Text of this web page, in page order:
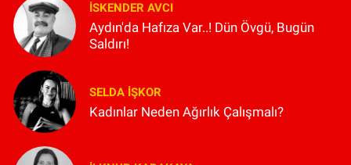
İSKENDER AVCI
Aydın'da Hafıza Var..! Dün Övgü, Bugün
Saldırı!
SELDA İŞKOR
Kadınlar Neden Ağırlık Çalışmalı?